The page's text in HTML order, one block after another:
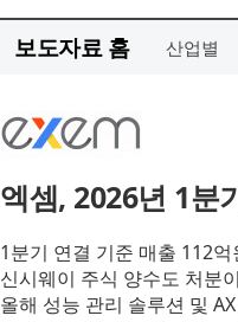
보도자료 홈 산업별
엑셈, 2026년 1분
1분기 연결 기준 매출 112
신시웨이 주식 양수도 처분
올해 성능 관리 솔루션 및